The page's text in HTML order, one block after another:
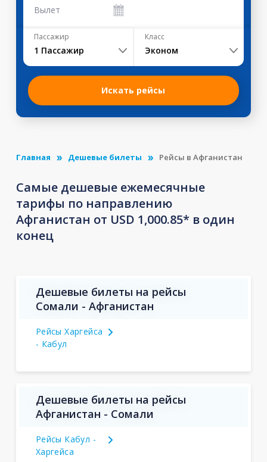
Вылет
Пассажир
1 Пассажир
Класс
Эконом
Искать рейсы
Главная Дешевые билеты Рейсы в Афганистан
Самые дешевые ежемесячные
тарифы по направлению
Афганистан от USD 1,000.85* в один
конец
Дешевые билеты на рейсы
Сомали - Афганистан
Рейсы Харгейса
- Кабул
Дешевые билеты на рейсы
Афганистан - Сомали
Рейсы Кабул -
Харгейса